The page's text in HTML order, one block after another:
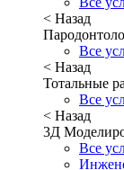
< Назад
Все
< Назад
Тотальные
Все
< Назад
3Д
Все